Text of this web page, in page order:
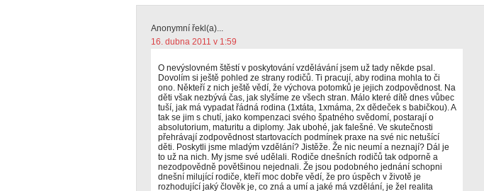
Anonymní řekl(a)...
16. dubna 2011 v 1:59
O nevýslovném štěstí v poskytování vzdělávání jsem už tady někde psal.
Dovolím si ještě pohled ze strany rodičů. Ti pracují, aby rodina mohla to či
ono. Někteří z nich ještě vědí, že výchova potomků je jejich zodpovědnost. Na
děti však nezbývá čas, jak slyšíme ze všech stran. Málo které dítě dnes vůbec
tuší, jak má vypadat řádná rodina (1xtáta, 1xmáma, 2x dědeček s babičkou). A
tak se jim s chutí, jako kompenzaci svého špatného svědomí, postarají o
absolutorium, maturitu a diplomy. Jak ubohé, jak falešné. Ve skutečnosti
přehrávají zodpovědnost startovacích podmínek praxe na své nic netušící
děti. Poskytli jsme mladým vzdělání? Jistěže. Že nic neumí a neznají? Dál je
to už na nich. My jsme své udělali. Rodiče dnešních rodičů tak odporně a
nezodpovědně povětšinou nejednali. Že jsou podobného jednání schopni
dnešní milující rodiče, kteří moc dobře vědí, že pro úspěch v životě je
rozhodující jaký člověk je, co zná a umí a jaké má vzdělání, je žel realita